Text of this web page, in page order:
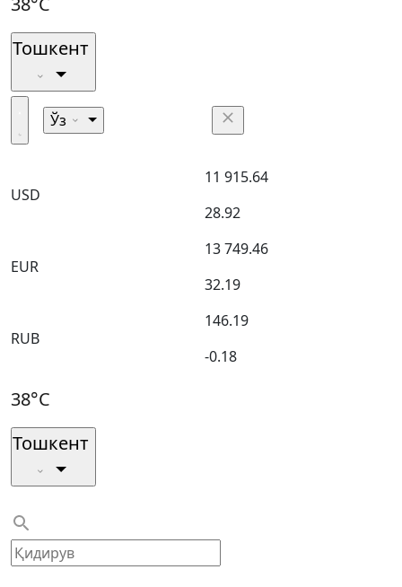
Тошкент
Ўз
USD
11 915.64
28.92
EUR
13 749.46
32.19
RUB
146.19
-0.18
38°C
Тошкент